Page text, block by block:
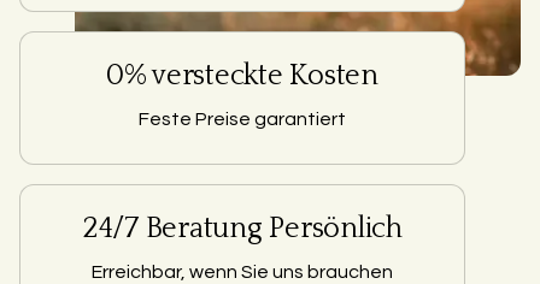
0% versteckte Kosten
Feste Preise garantiert
24/7 Beratung Persönlich
Erreichbar, wenn Sie uns brauchen